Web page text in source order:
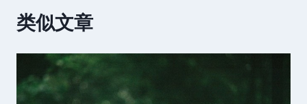
类似文章